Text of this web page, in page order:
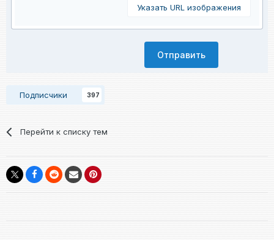
Указать URL изображения
Отправить
Подписчики 397
Перейти к списку тем